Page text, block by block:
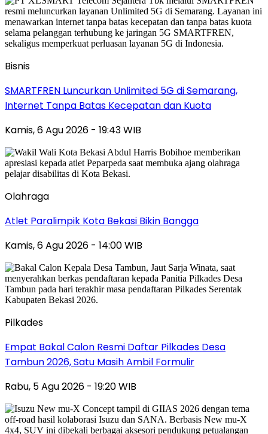
Bisnis
SMARTFREN Luncurkan Unlimited 5G di Semarang,
Internet Tanpa Batas Kecepatan dan Kuota
Kamis, 6 Agu 2026 - 19:43 WIB
Olahraga
Atlet Paralimpik Kota Bekasi Bikin Bangga
Kamis, 6 Agu 2026 - 14:00 WIB
Pilkades
Empat Bakal Calon Resmi Daftar Pilkades Desa
Tambun 2026, Satu Masih Ambil Formulir
Rabu, 5 Agu 2026 - 19:20 WIB